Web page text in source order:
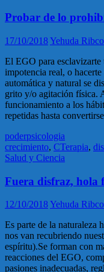
Probar de lo
17/10/2018Yehuda Ribco
El EGO para esclavizarte
impotencia real, o
automática y natural se
grito y/o agitación física.
funcionamiento a los
repetidas hasta
poderpsicologia
crecimiento, CTerapia,
Salud y Ciencia
Fuera disfraz, hola
12/10/2018Yehuda Ribco
Es parte de la naturaleza
nos van recubriendo
espíritu).Se forman con
reacciones del EGO,
pasiones inadecuadas,